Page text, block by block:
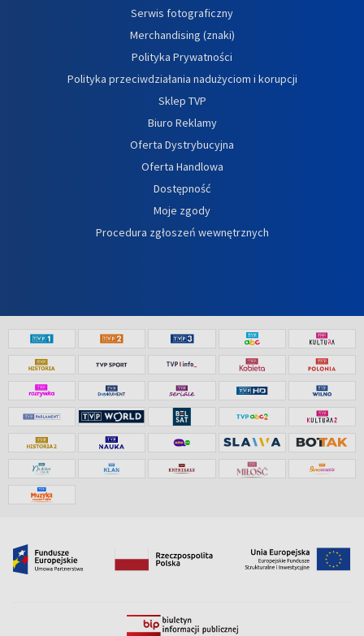
Serwis fotograficzny
Merchandising (znaki)
Polityka Prywatności
Polityka przeciwdziałania nadużyciom i korupcji
Sklep TVP
Biuro Reklamy
Oferta Dystrybucyjna
Oferta Handlowa
Dostępność
Moje zgody
Procedura zgłoszeń wewnętrznych